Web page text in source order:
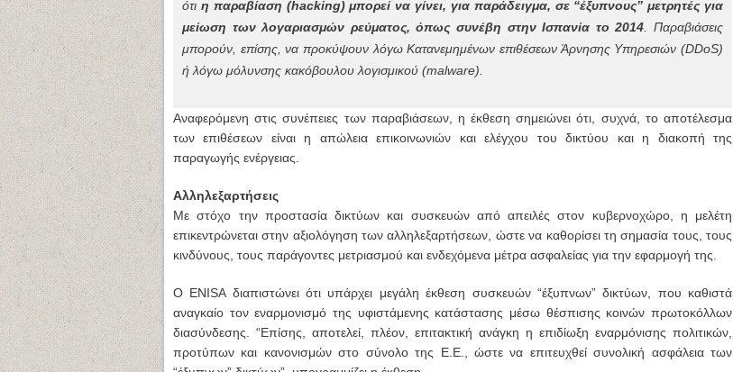
ότι η παραβίαση (hacking) μπορεί να γίνει, για παράδειγμα, σε “έξυπνους” μετρητές για
μείωση των λογαριασμών ρεύματος, όπως συνέβη στην Ισπανία το 2014 . Παραβιάσεις
μπορούν, επίσης, να προκύψουν λόγω Κατανεμημένων επιθέσεων Άρνησης Υπηρεσιών (DDoS)
ή λόγω μόλυνσης κακόβουλου λογισμικού (malware).
Αναφερόμενη στις συνέπειες των παραβιάσεων, η έκθεση σημειώνει ότι, συχνά, το αποτέλεσμα
των επιθέσεων είναι η απώλεια επικοινωνιών και ελέγχου του δικτύου και η διακοπή της
παραγωγής ενέργειας.
Αλληλεξαρτήσεις
Με στόχο την προστασία δικτύων και συσκευών από απειλές στον κυβερνοχώρο, η μελέτη
επικεντρώνεται στην αξιολόγηση των αλληλεξαρτήσεων, ώστε να καθορίσει τη σημασία τους, τους
κινδύνους, τους παράγοντες μετριασμού και ενδεχόμενα μέτρα ασφαλείας για την εφαρμογή της.
Ο ENISA διαπιστώνει ότι υπάρχει μεγάλη έκθεση συσκευών “έξυπνων” δικτύων, που καθιστά
αναγκαίο τον εναρμονισμό της υφιστάμενης κατάστασης μέσω θέσπισης κοινών πρωτοκόλλων
διασύνδεσης. “Επίσης, αποτελεί, πλέον, επιτακτική ανάγκη η επιδίωξη εναρμόνισης πολιτικών,
προτύπων και κανονισμών στο σύνολο της Ε.Ε., ώστε να επιτευχθεί συνολική ασφάλεια των